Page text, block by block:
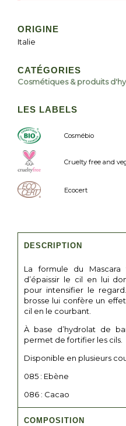
ORIGINE
Italie
CATÉGORIES
Cosmétiques & produits
LES LABELS
Cosmébio
Cruelty free and
Ecocert
DESCRIPTION
La formule du
d’épaissir le cil en lui
pour intensifier le
brosse lui confère un
cil en le courbant.
À base d’hydrolat de
permet de fortifier les cils.
Disponible en plusieurs
085 : Ebène
086 : Cacao
COMPOSITION